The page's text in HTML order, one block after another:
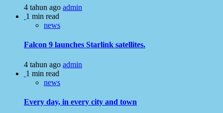
4 tahun ago admin
1 min read
news
Falcon 9 launches Starlink satellites.
4 tahun ago admin
1 min read
news
Every day, in every city and town